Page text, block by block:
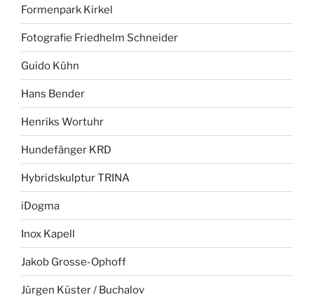
Formenpark Kirkel
Fotografie Friedhelm Schneider
Guido Kühn
Hans Bender
Henriks Wortuhr
Hundefänger KRD
Hybridskulptur TRINA
iDogma
Inox Kapell
Jakob Grosse-Ophoff
Jürgen Küster / Buchalov